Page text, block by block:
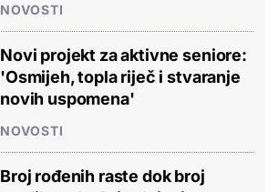
NOVOSTI
Novi projekt za aktivne seniore:
'Osmijeh, topla riječ i stvaranje
novih uspomena'
NOVOSTI
Broj rođenih raste dok broj